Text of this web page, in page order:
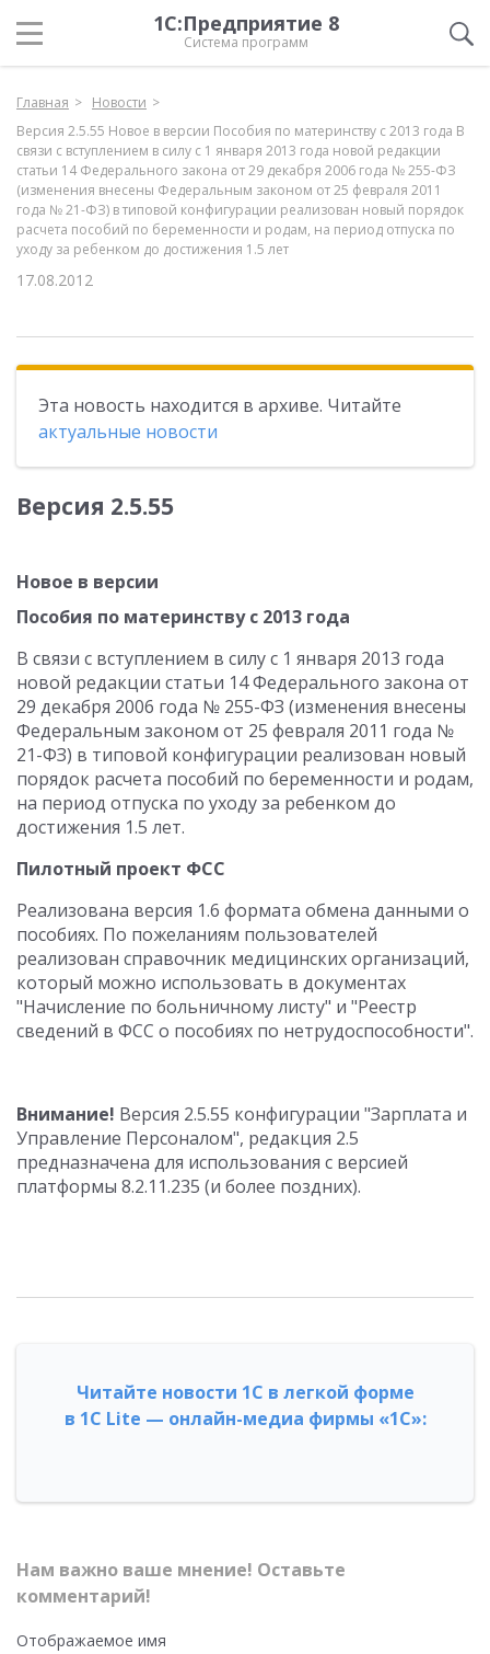
1С:Предприятие 8
Система программ
Главная
Новости
Версия 2.5.55 Новое в версии Пособия по материнству с 2013 года В
связи с вступлением в силу с 1 января 2013 года новой редакции
статьи 14 Федерального закона от 29 декабря 2006 года № 255-ФЗ
(изменения внесены Федеральным законом от 25 февраля 2011
года № 21-ФЗ) в типовой конфигурации реализован новый порядок
расчета пособий по беременности и родам, на период отпуска по
уходу за ребенком до достижения 1.5 лет
17.08.2012
Эта новость находится в архиве. Читайте
актуальные новости
Версия 2.5.55
Новое в версии
Пособия по материнству с 2013 года
В связи с вступлением в силу с 1 января 2013 года
новой редакции статьи 14 Федерального закона от
29 декабря 2006 года № 255-ФЗ (изменения внесены
Федеральным законом от 25 февраля 2011 года №
21-ФЗ) в типовой конфигурации реализован новый
порядок расчета пособий по беременности и родам,
на период отпуска по уходу за ребенком до
достижения 1.5 лет.
Пилотный проект ФСС
Реализована версия 1.6 формата обмена данными о
пособиях. По пожеланиям пользователей
реализован справочник медицинских организаций,
который можно использовать в документах
"Начисление по больничному листу" и "Реестр
сведений в ФСС о пособиях по нетрудоспособности".
Внимание! Версия 2.5.55 конфигурации "Зарплата и
Управление Персоналом", редакция 2.5
предназначена для использования с версией
платформы 8.2.11.235 (и более поздних).
Читайте новости 1С в легкой форме
в 1С Lite — онлайн-медиа фирмы «1С»:
Нам важно ваше мнение! Оставьте
комментарий!
Отображаемое имя